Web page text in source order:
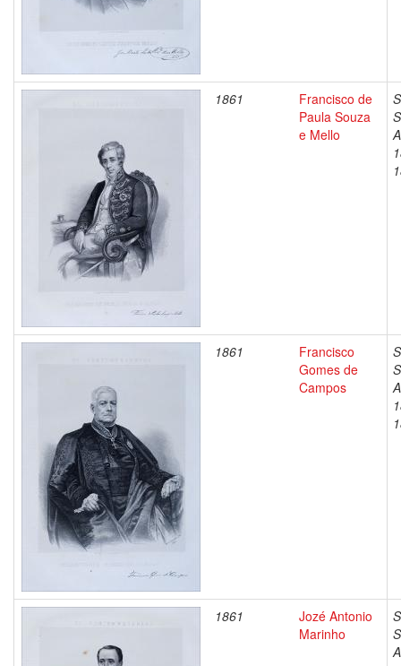
1861
Francisco de
Paula Souza
e Mello
1861
Francisco
Gomes de
Campos
1861
Jozé Antonio
Marinho